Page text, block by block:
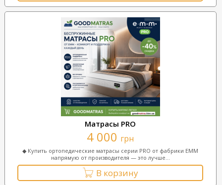
Матрасы PRO
4 000 грн
◆ Купить ортопедические матрасы серии PRO от фабрики ЕММ
напрямую от производителя — это лучше...
В корзину